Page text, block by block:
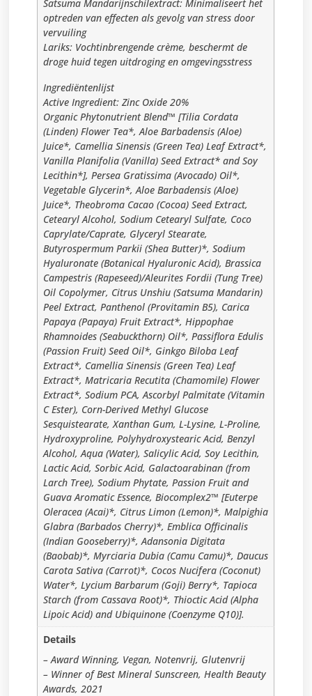
Satsuma Mandarijnschilextract: Minimaliseert het
optreden van effecten als gevolg van stress door
vervuiling
Lariks: Vochtinbrengende crème, beschermt de
droge huid tegen uitdroging en omgevingsstress
Ingrediëntenlijst
Active Ingredient: Zinc Oxide 20%
Organic Phytonutrient Blend™ [Tilia Cordata
(Linden) Flower Tea*, Aloe Barbadensis (Aloe)
Juice*, Camellia Sinensis (Green Tea) Leaf Extract*,
Vanilla Planifolia (Vanilla) Seed Extract* and Soy
Lecithin*], Persea Gratissima (Avocado) Oil*,
Vegetable Glycerin*, Aloe Barbadensis (Aloe)
Juice*, Theobroma Cacao (Cocoa) Seed Extract,
Cetearyl Alcohol, Sodium Cetearyl Sulfate, Coco
Caprylate/Caprate, Glyceryl Stearate,
Butyrospermum Parkii (Shea Butter)*, Sodium
Hyaluronate (Botanical Hyaluronic Acid), Brassica
Campestris (Rapeseed)/Aleurites Fordii (Tung Tree)
Oil Copolymer, Citrus Unshiu (Satsuma Mandarin)
Peel Extract, Panthenol (Provitamin B5), Carica
Papaya (Papaya) Fruit Extract*, Hippophae
Rhamnoides (Seabuckthorn) Oil*, Passiflora Edulis
(Passion Fruit) Seed Oil*, Ginkgo Biloba Leaf
Extract*, Camellia Sinensis (Green Tea) Leaf
Extract*, Matricaria Recutita (Chamomile) Flower
Extract*, Sodium PCA, Ascorbyl Palmitate (Vitamin
C Ester), Corn-Derived Methyl Glucose
Sesquistearate, Xanthan Gum, L-Lysine, L-Proline,
Hydroxyproline, Polyhydroxystearic Acid, Benzyl
Alcohol, Aqua (Water), Salicylic Acid, Soy Lecithin,
Lactic Acid, Sorbic Acid, Galactoarabinan (from
Larch Tree), Sodium Phytate, Passion Fruit and
Guava Aromatic Essence, Biocomplex2™ [Euterpe
Oleracea (Acai)*, Citrus Limon (Lemon)*, Malpighia
Glabra (Barbados Cherry)*, Emblica Officinalis
(Indian Gooseberry)*, Adansonia Digitata
(Baobab)*, Myrciaria Dubia (Camu Camu)*, Daucus
Carota Sativa (Carrot)*, Cocos Nucifera (Coconut)
Water*, Lycium Barbarum (Goji) Berry*, Tapioca
Starch (from Cassava Root)*, Thioctic Acid (Alpha
Lipoic Acid) and Ubiquinone (Coenzyme Q10)].
Details
– Award Winning, Vegan, Notenvrij, Glutenvrij
– Winner of Best Mineral Sunscreen, Health Beauty
Awards, 2021